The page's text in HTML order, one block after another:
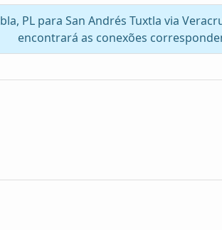
PL para San Andrés Tuxtla via
encontrará as conexões